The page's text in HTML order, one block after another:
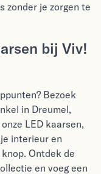
zonder je zorgen te
bij Viv!
Bezoek
in Dreumel,
LED kaarsen,
interieur en
Ontdek de
en voeg een